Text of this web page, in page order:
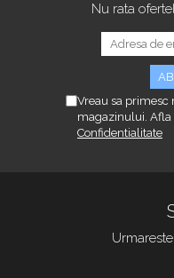
Nu rata
Vreau sa
magazinului.
Confidentialitate